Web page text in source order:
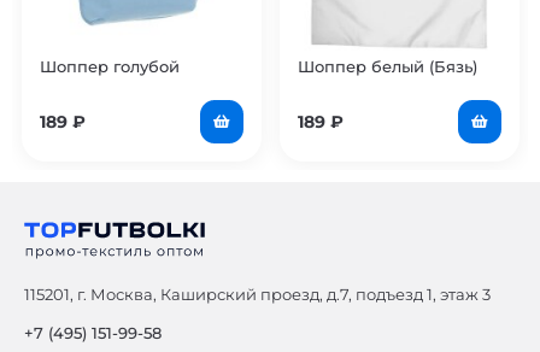
Шоппер голубой
189 ₽
Шоппер белый (Бязь)
189 ₽
115201, г. Москва, Каширский проезд, д.7, подъезд 1, этаж 3
+7 (495) 151-99-58